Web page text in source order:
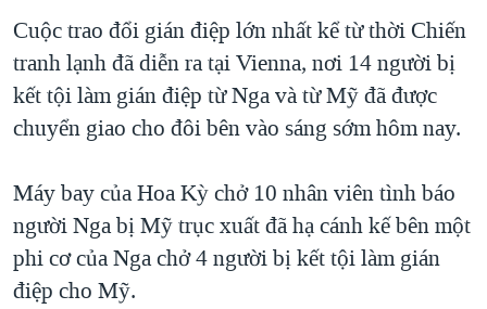
chính
điều
hướng
chính
Đi
"Tìm"
BLOG
DIỄN ĐÀN
MỤC
VẠCH TRẦN TIN GIẢ
NGƯỜI VIỆT HẢI NGOẠI
CHIẾN TRANH THƯƠNG MẠI CỦA MỸ: QUÁ KHỨ VÀ HIỆN
TẠI
HÀNH TRÌNH BẦU CỬ 2024
MỘT NĂM CHIẾN TRANH TẠI DẢI GAZA
HỌC TIẾNG ANH
VIDEO
NGHE
Cuộc trao đổi gián điệp lớn nhất kể từ thời Chiến
tranh lạnh đã diễn ra tại Vienna, nơi 14 người bị
kết tội làm gián điệp từ Nga và từ Mỹ đã được
chuyển giao cho đôi bên vào sáng sớm hôm nay.
Máy bay của Hoa Kỳ chở 10 nhân viên tình báo
người Nga bị Mỹ trục xuất đã hạ cánh kế bên một
phi cơ của Nga chở 4 người bị kết tội làm gián
điệp cho Mỹ.